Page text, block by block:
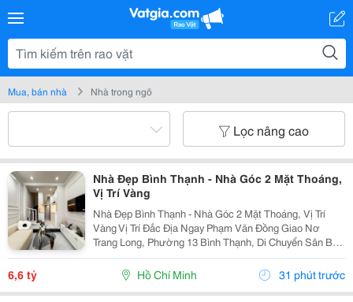
Mua, bán nhà Nhà trong ngõ
Lọc nâng cao
Nhà Đẹp Bình Thạnh - Nhà Góc 2 Mặt Thoáng,
Vị Trí Vàng
Nhà Đẹp Bình Thạnh - Nhà Góc 2 Mặt Thoáng, Vị Trí
Vàng Vị Trí Đắc Địa Ngay Phạm Văn Đồng Giao Nơ
Trang Long, Phường 13 Bình Thạnh, Di Chuyển Sân Bay
Chỉ Vài Phút. Diện Tích: 22M&Sup2; Giá Bán: 4.95 Tỷ
(Thương Lượng) Kết Cấu: 1 Trệt 2 Lầu Sân...
6,6 tỷ Hồ Chí Minh 31 phút trước